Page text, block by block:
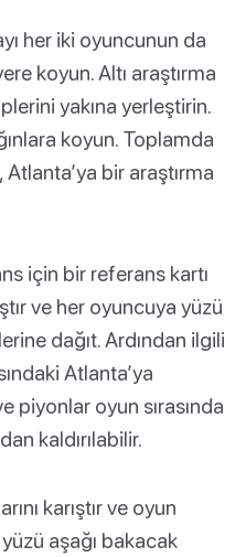
her iki oyuncunun da
koyun. Altı araştırma
yakına yerleştirin.
koyun. Toplamda
bir araştırma
için bir referans kartı
ve her oyuncuya yüzü
dağıt. Ardından ilgili
Atlanta’ya
piyonlar oyun sırasında
kaldırılabilir.
karıştır ve oyun
aşağı bakacak